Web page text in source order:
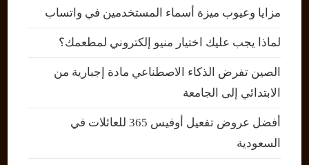
مزايا وعيوب ميزة أسماء المستخدمين في واتساب
لماذا يجب عليك اختيار منيو إلكتروني لمطعمك؟
الصين تفرض الذكاء الاصطناعي مادة إجبارية من
الابتدائي إلى الجامعة
أفضل عروض تفعيل أوفيس 365 للعائلات في
السعودية